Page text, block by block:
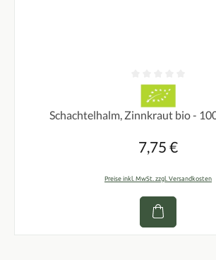
Durchschnittliche Bewertung von 0 von
Schachtelhalm, Zinnkraut bio -
Regulärer Preis:
7,75 €
Preise inkl. MwSt. zzgl. Versandkosten